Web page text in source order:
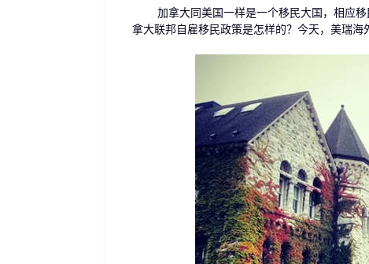
加拿大同美国一样是一个移民大国，相应移
拿大联邦自雇移民政策是怎样的？今天，美瑞海